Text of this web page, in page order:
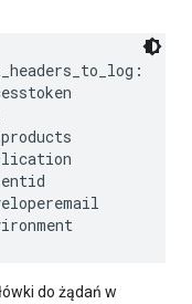
do żądań w